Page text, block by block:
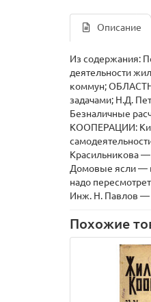
Описание
Из содержания:
деятельности
коммун;
задачами; Н.Д.
Безналичные
КООПЕРАЦИИ:
Красильникова
Домовые ясли —
надо
Инж. Н. Павлов —
Похожие